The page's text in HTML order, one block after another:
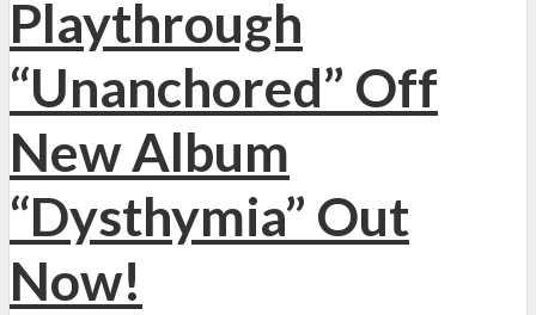
Playthrough
“Unanchored” Off
New Album
“Dysthymia” Out
Now!